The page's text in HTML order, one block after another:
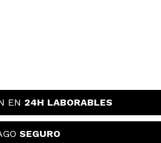
EN 24H LABORABLES
SEGURO